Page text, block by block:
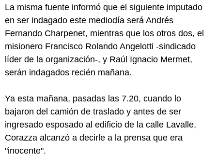
La misma fuente informó que el siguiente imputado
en ser indagado este mediodía será Andrés
Fernando Charpenet, mientras que los otros dos, el
misionero Francisco Rolando Angelotti -sindicado
líder de la organización-, y Raúl Ignacio Mermet,
serán indagados recién mañana.
Ya esta mañana, pasadas las 7.20, cuando lo
bajaron del camión de traslado y antes de ser
ingresado esposado al edificio de la calle Lavalle,
Corazza alcanzó a decirle a la prensa que era
"inocente".